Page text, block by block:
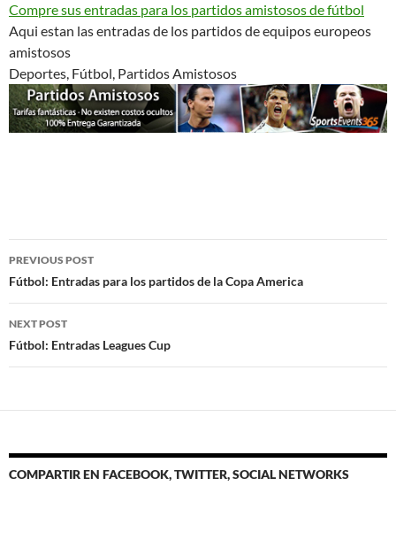
Compre sus entradas para los partidos amistosos de fútbol
Aqui estan las entradas de los partidos de equipos europeos
amistosos
Deportes, Fútbol, Partidos Amistosos
Post
navigation
PREVIOUS POST
Fútbol: Entradas para los partidos de la Copa America
NEXT POST
Fútbol: Entradas Leagues Cup
COMPARTIR EN FACEBOOK, TWITTER, SOCIAL NETWORKS